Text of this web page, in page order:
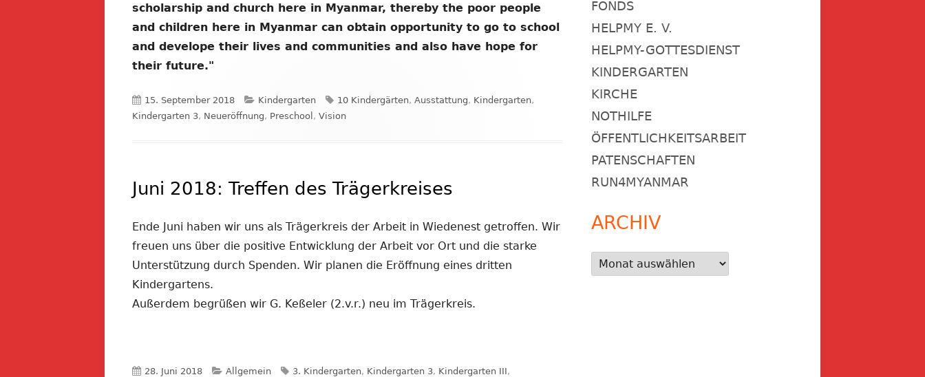
scholarship and church here in Myanmar, thereby the poor people
and children here in Myanmar can obtain opportunity to go to school
and develope their lives and communities and also have hope for
their future."
Veröffentlicht
am
15. September 2018 Kategorien
Kindergarten Schlagwörter
10 Kindergärten, Ausstattung, Kindergarten,
Kindergarten 3, Neueröffnung, Preschool , Vision
Juni 2018: Treffen des Trägerkreises
Ende Juni haben wir uns als Trägerkreis der Arbeit in Wiedenest getroffen. Wir
freuen uns über die positive Entwicklung der Arbeit vor Ort und die starke
Unterstützung durch Spenden. Wir planen die Eröffnung eines dritten
Kindergartens.
Außerdem begrüßen wir G. Keßeler (2.v.r.) neu im Trägerkreis.
Veröffentlicht
28. Juni 2018 Kategorien
Allgemein Schlagwörter
3. Kindergarten, Kindergarten 3, Kindergarten III,
FONDS
HELPMY E. V.
HELPMY-GOTTESDIENST
KINDERGARTEN
KIRCHE
NOTHILFE
ÖFFENTLICHKEITSARBEIT
PATENSCHAFTEN
RUN4MYANMAR
ARCHIV
Archiv